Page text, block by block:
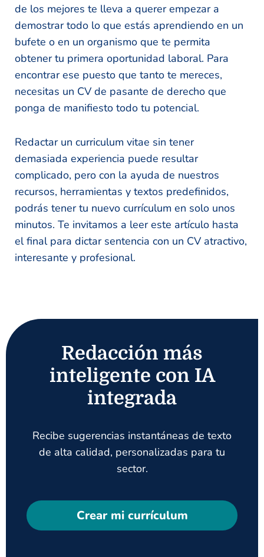
de los mejores te lleva a querer empezar a
demostrar todo lo que estás aprendiendo en un
bufete o en un organismo que te permita
obtener tu primera oportunidad laboral. Para
encontrar ese puesto que tanto te mereces,
necesitas un CV de pasante de derecho que
ponga de manifiesto todo tu potencial.
Redactar un curriculum vitae sin tener
demasiada experiencia puede resultar
complicado, pero con la ayuda de nuestros
recursos, herramientas y textos predefinidos,
podrás tener tu nuevo currículum en solo unos
minutos. Te invitamos a leer este artículo hasta
el final para dictar sentencia con un CV atractivo,
interesante y profesional.
Redacción más
inteligente con IA
integrada
Recibe sugerencias instantáneas de texto
de alta calidad, personalizadas para tu
sector.
Crear mi currículum